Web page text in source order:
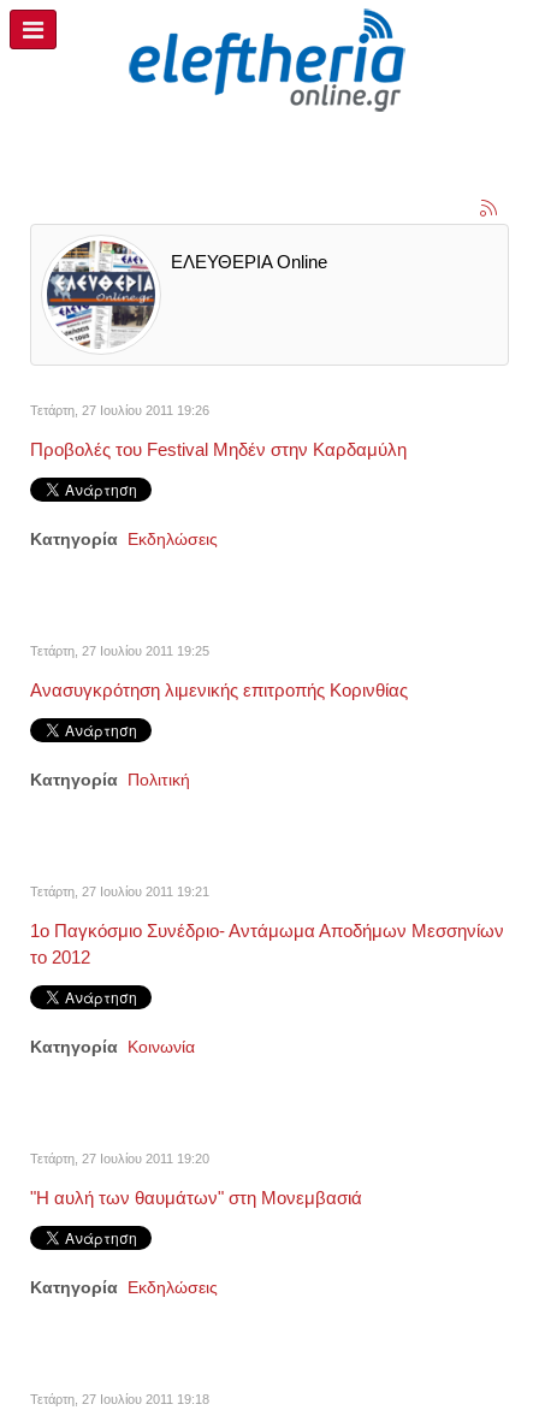
ΕΛΕΥΘΕΡΙΑ Online
Τετάρτη, 27 Ιουλίου 2011 19:26
Προβολές του Festival Μηδέν στην Καρδαμύλη
Κατηγορία Εκδηλώσεις
Τετάρτη, 27 Ιουλίου 2011 19:25
Ανασυγκρότηση λιμενικής επιτροπής Κορινθίας
Κατηγορία Πολιτική
Τετάρτη, 27 Ιουλίου 2011 19:21
1ο Παγκόσμιο Συνέδριο- Αντάμωμα Αποδήμων Μεσσηνίων
το 2012
Κατηγορία Κοινωνία
Τετάρτη, 27 Ιουλίου 2011 19:20
"Η αυλή των θαυμάτων" στη Μονεμβασιά
Κατηγορία Εκδηλώσεις
Τετάρτη, 27 Ιουλίου 2011 19:18